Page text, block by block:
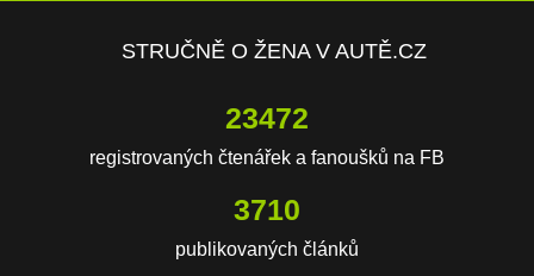
STRUČNĚ O ŽENA V AUTĚ.CZ
23472
registrovaných čtenářek a fanoušků na FB
3710
publikovaných článků